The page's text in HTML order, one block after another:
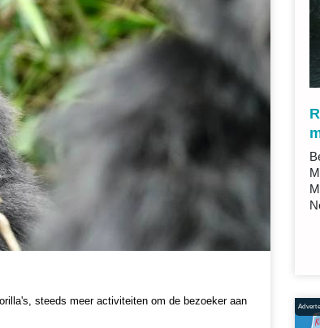
steeds meer activiteiten om de bezoeker aan